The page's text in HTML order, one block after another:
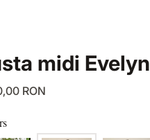
midi Evelyn
RON